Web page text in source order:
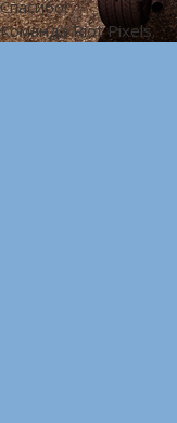
Спасибо!
Команда Riot Pixels.